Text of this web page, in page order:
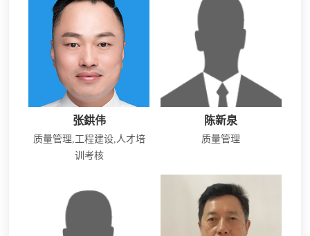
张鉷伟
质量管理,工程建设,人才培
训考核
陈新泉
质量管理